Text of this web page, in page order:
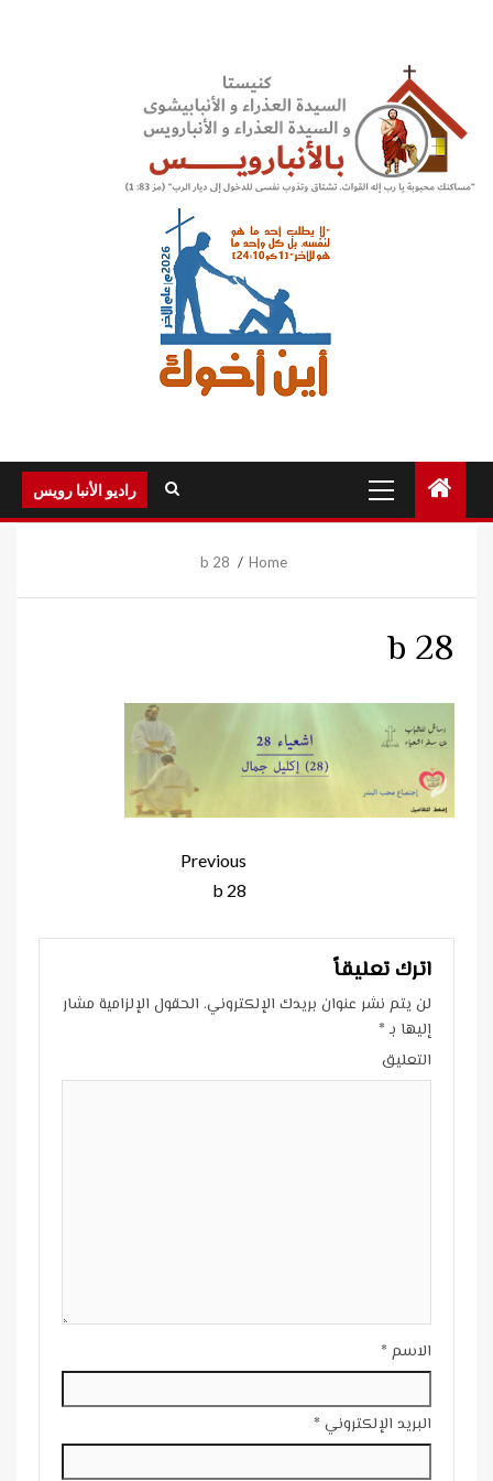
Menu
راديو الأنبا رويس
Home
28 b
28 b
Previous
28 b
اترك تعليقاً
لن يتم نشر عنوان بريدك الإلكتروني. الحقول الإلزامية مشار
إليها بـ*
التعليق
الاسم *
البريد الإلكتروني *